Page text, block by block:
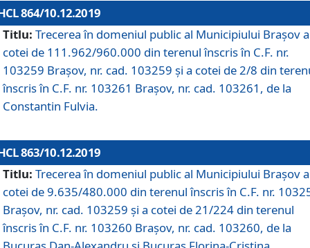
864/10.12.2019
Titlu: Trecerea în domeniul public al Municipiului Braşov a
cotei de 111.962/960.000 din terenul înscris în C.F. nr.
103259 Brașov, nr. cad. 103259 și a cotei de 2/8 din
înscris în C.F. nr. 103261 Brașov, nr. cad. 103261, de la
Constantin Fulvia.
863/10.12.2019
Titlu: Trecerea în domeniul public al Municipiului Braşov a
cotei de 9.635/480.000 din terenul înscris în C.F. nr.
Brașov, nr. cad. 103259 și a cotei de 21/224 din terenul
înscris în C.F. nr. 103260 Brașov, nr. cad. 103260, de la